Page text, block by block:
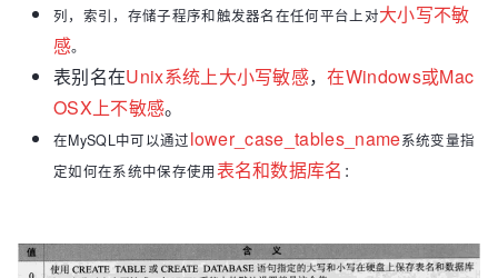
| 2005 | china   | tnt2    |   2004 |
| 2005 | china   | tnt3    |   2006 |
| 2005 | china   | tnt2    |   2008 |
| 2005 | china   | tnt3    |   2009 |
| 2005 | china   | tnt1    |   2007 |
| 2006 | china   | tnt1    |   2010 |
+------+---------+---------+--------+
12 rows in set (0.00 sec)
列，索引，存储子程序和触发器名在任何平台上对大小写不敏
感。
表别名在Unix系统上大小写敏感，在Windows或Mac
OSX上不敏感。
在MySQL中可以通过lower_case_tables_name系统变量指
定如何在系统中保存使用表名和数据库名 ：